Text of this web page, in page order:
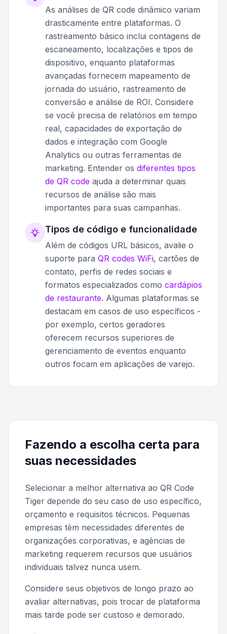
As análises de QR code dinâmico variam
drasticamente entre plataformas. O
rastreamento básico inclui contagens de
escaneamento, localizações e tipos de
dispositivo, enquanto plataformas
avançadas fornecem mapeamento de
jornada do usuário, rastreamento de
conversão e análise de ROI. Considere
se você precisa de relatórios em tempo
real, capacidades de exportação de
dados e integração com Google
Analytics ou outras ferramentas de
marketing. Entender os diferentes tipos
de QR code ajuda a determinar quais
recursos de análise são mais
importantes para suas campanhas.
Tipos de código e funcionalidade
Além de códigos URL básicos, avalie o
suporte para QR codes WiFi, cartões de
contato, perfis de redes sociais e
formatos especializados como cardápios
de restaurante. Algumas plataformas se
destacam em casos de uso específicos -
por exemplo, certos geradores
oferecem recursos superiores de
gerenciamento de eventos enquanto
outros focam em aplicações de varejo.
Fazendo a escolha certa para
suas necessidades
Selecionar a melhor alternativa ao QR Code
Tiger depende do seu caso de uso específico,
orçamento e requisitos técnicos. Pequenas
empresas têm necessidades diferentes de
organizações corporativas, e agências de
marketing requerem recursos que usuários
individuais talvez nunca usem.
Considere seus objetivos de longo prazo ao
avaliar alternativas, pois trocar de plataforma
mais tarde pode ser custoso e demorado.